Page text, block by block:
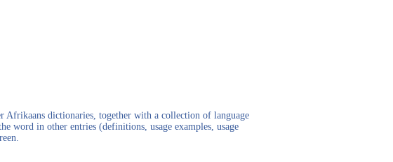
Afrikaans dictionaries, together with a collection of language
word in other entries (definitions, usage examples, usage